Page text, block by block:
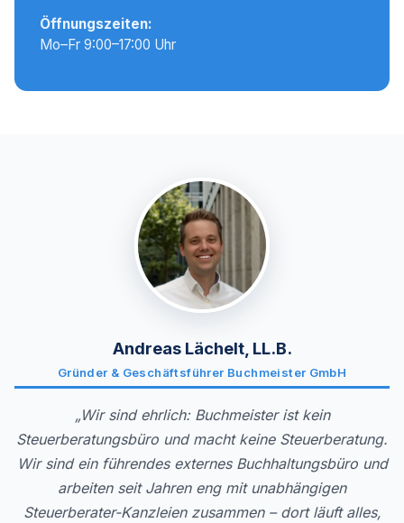
Öffnungszeiten:
Mo–Fr 9:00–17:00 Uhr
Andreas Lächelt, LL.B.
Gründer & Geschäftsführer Buchmeister GmbH
„Wir sind ehrlich: Buchmeister ist kein
Steuerberatungsbüro und macht keine Steuerberatung.
Wir sind ein führendes externes Buchhaltungsbüro und
arbeiten seit Jahren eng mit unabhängigen
Steuerberater-Kanzleien zusammen – dort läuft alles,